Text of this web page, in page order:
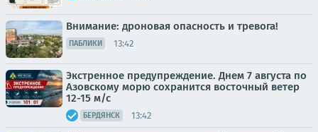
Внимание: дроновая опасность и тревога!
ПАБЛИКИ 13:42
Экстренное предупреждение. Днем 7 августа по
Азовскому морю сохранится восточный ветер
12-15 м/с
БЕРДЯНСК 13:42